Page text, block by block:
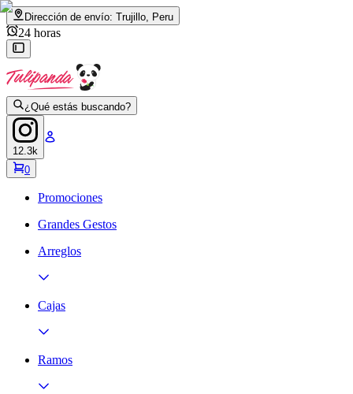
Dirección de envío: Trujillo, Peru
24 horas
¿Qué estás buscando?
12.3k
0
Promociones
Grandes Gestos
Arreglos
Cajas
Ramos